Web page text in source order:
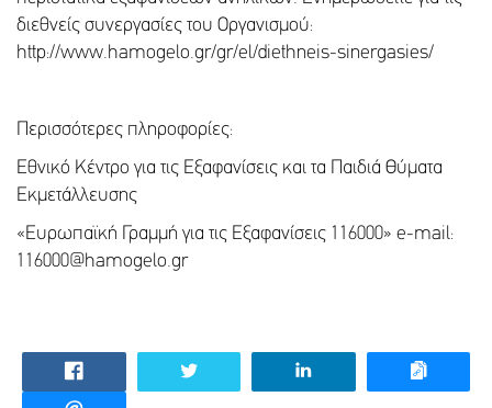
διεθνείς συνεργασίες του Οργανισμού:
http://www.hamogelo.gr/gr/el/diethneis-sinergasies/
Περισσότερες πληροφορίες:
Εθνικό Κέντρο για τις Εξαφανίσεις και τα Παιδιά Θύματα
Εκμετάλλευσης
«Ευρωπαϊκή Γραμμή για τις Εξαφανίσεις 116000» e-mail:
116000@hamogelo.gr